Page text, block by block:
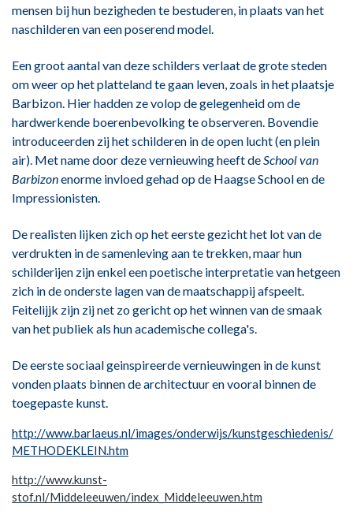
mensen bij hun bezigheden te bestuderen, in plaats van het
naschilderen van een poserend model.
Een groot aantal van deze schilders verlaat de grote steden
om weer op het platteland te gaan leven, zoals in het plaatsje
Barbizon. Hier hadden ze volop de gelegenheid om de
hardwerkende boerenbevolking te observeren. Bovendie
introduceerden zij het schilderen in de open lucht (en plein
air). Met name door deze vernieuwing heeft deSchool van
Barbizonenorme invloed gehad op de Haagse School en de
Impressionisten.
De realisten lijken zich op het eerste gezicht het lot van de
verdrukten in de samenleving aan te trekken, maar hun
schilderijen zijn enkel een poetische interpretatie van hetgeen
zich in de onderste lagen van de maatschappij afspeelt.
Feitelijjk zijn zij net zo gericht op het winnen van de smaak
van het publiek als hun academische collega's.
De eerste sociaal geinspireerde vernieuwingen in de kunst
vonden plaats binnen de architectuur en vooral binnen de
toegepaste kunst.
http://www.barlaeus.nl/images/onderwijs/kunstgeschiedenis/
METHODEKLEIN.htm
http://www.kunst-
stof.nl/Middeleeuwen/index_Middeleeuwen.htm